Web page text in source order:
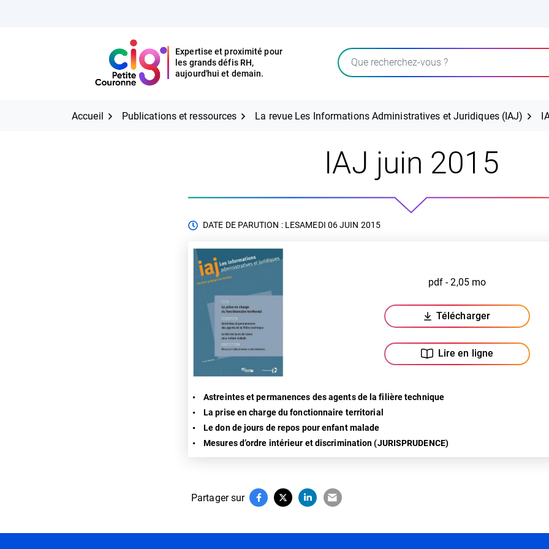
CIG Petite Couronne
Expertise et proximité pour
les grands défis RH,
aujourd'hui et demain.
Rechercher
CIG Petite Couronne
Expertise et proximité pour
les grands défis RH,
aujourd'hui et demain.
Accueil Publications et ressources La revue Les Informations Administratives et Juridiques (IAJ)
IAJ juin 2015
DATE DE PARUTION : LESAMEDI 06 JUIN 2015
pdf - 2,05 mo
Télécharger
(ouverture dans un
Lire en ligne
Astreintes et permanences des agents de la filière technique
La prise en charge du fonctionnaire territorial
Le don de jours de repos pour enfant malade
Mesures d’ordre intérieur et discrimination (JURISPRUDENCE)
Partager sur Partager sur Facebook
(ouverture dans un nouvel onglet)
Partager sur X (Twitter)
(ouverture dans un nouvel onglet)
Partager sur LinkedIn
(ouverture dans un nouvel onglet)
Partager par e-mail
(ouverture dans un nouvel onglet)